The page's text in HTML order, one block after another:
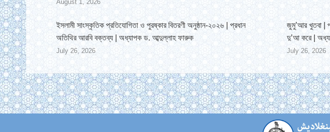
August 1, 2026
ইসলামী সাংস্কৃতিক প্রতিযোগিতা ও পুরষ্কার বিতরণী অনুষ্ঠান-২০২৬ | প্রধান
অতিথির আরবি বক্তব্য | অধ্যাপক ড. আব্দুল্লাহ ফারুক
July 26, 2026
জুমু’আর খুতবা |
দু’আ করে |
July 26, 2026